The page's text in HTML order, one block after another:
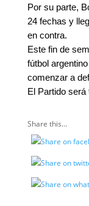
Por su parte,
24 fechas y
en contra.
Este fin de
fútbol
comenzar a
El Partido
Share this...